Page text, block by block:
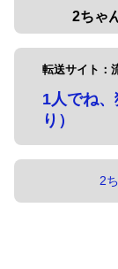
2ちゃ
転送サイト：
1人でね
り）
2